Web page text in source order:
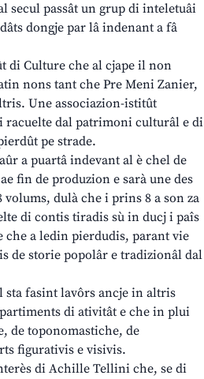
secul passât un grup di inteletuâi
dongje par lâ indenant a fâ
di Culture che al cjape il non
nons tant che Pre Meni Zanier,
Une associazion-istitût
racuelte dal patrimoni culturâl e di
pe strade.
a puartâ indevant al è chel de
fin de produzion e sarà une des
dulà che i prins 8 a son za
di contis tiradis sù in ducj i paîs
a ledin pierdudis, parant vie
de storie popolâr e tradizionâl dal
sta fasint lavôrs ancje in altris
di ativitât e che in plui
de toponomastiche, de
figurativis e visivis.
di Achille Tellini che, se di